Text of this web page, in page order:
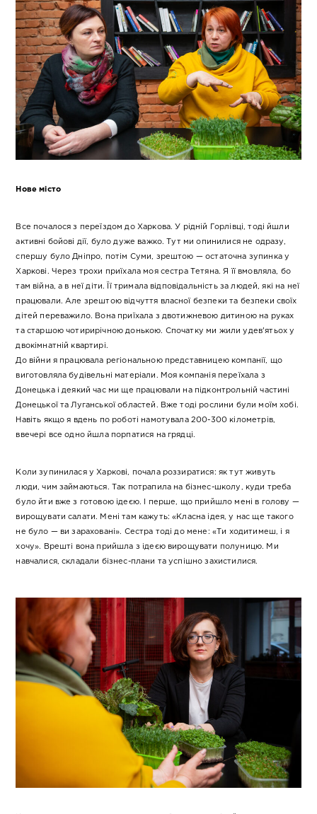
Нове місто
Все почалося з переїздом до Харкова. У рідній Горлівці, тоді йшли
активні бойові дії, було дуже важко. Тут ми опинилися не одразу,
спершу було Дніпро, потім Суми, зрештою — остаточна зупинка у
Харкові. Через трохи приїхала моя сестра Тетяна. Я її вмовляла, бо
там війна, а в неї діти. Її тримала відповідальність за людей, які на неї
працювали. Але зрештою відчуття власної безпеки та безпеки своїх
дітей переважило. Вона приїхала з двотижневою дитиною на руках
та старшою чотирирічною донькою. Спочатку ми жили удев'ятьох у
двокімнатній квартирі.
До війни я працювала регіональною представницею компанії, що
виготовляла будівельні матеріали. Моя компанія переїхала з
Донецька і деякий час ми ще працювали на підконтрольній частині
Донецької та Луганської областей. Вже тоді рослини були моїм хобі.
Навіть якщо я вдень по роботі намотувала 200-300 кілометрів,
ввечері все одно йшла порпатися на грядці.
Коли зупинилася у Харкові, почала роззиратися: як тут живуть
люди, чим займаються. Так потрапила на бізнес-школу, куди треба
було йти вже з готовою ідеєю. І перше, що прийшло мені в голову —
вирощувати салати. Мені там кажуть: «Класна ідея, у нас ще такого
не було — ви зараховані». Сестра тоді до мене: «Ти ходитимеш, і я
хочу». Врешті вона прийшла з ідеєю вирощувати полуницю. Ми
навчалися, складали бізнес-плани та успішно захистилися.